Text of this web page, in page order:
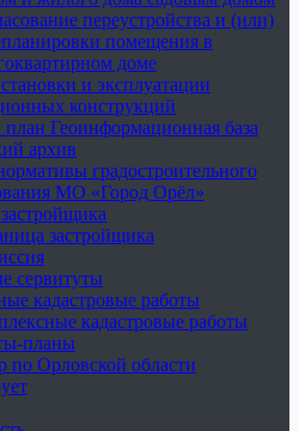
переустройства и (или)
помещения в
доме
и эксплуатации
конструкций
Геоинформационная база
архив
градостроительного
МО «Город Орёл»
застройщика
сервитуты
кадастровые работы
кадастровые работы
планы
по Орловской области